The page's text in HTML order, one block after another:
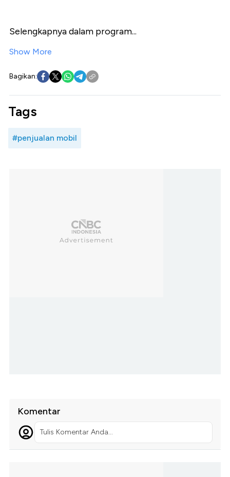
Selengkapnya dalam program...
Show More
Bagikan:
Tags
#penjualan mobil
Komentar
Tulis Komentar Anda...